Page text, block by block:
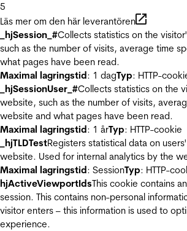
5
Läs mer om den här leverantören
_hjSession_#Collects statistics on the
such as the number of visits, average time
what pages have been read.
Maximal lagringstid: 1 dagTyp: HTTP-
_hjSessionUser_#Collects statistics on the
website, such as the number of visits,
website and what pages have been read.
Maximal lagringstid: 1 årTyp: HTTP-cookie
_hjTLDTestRegisters statistical data on
website. Used for internal analytics by the
Maximal lagringstid: SessionTyp: HTTP-
hjActiveViewportIdsThis cookie contains
session. This contains non-personal
visitor enters – this information is used to
experience.